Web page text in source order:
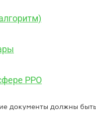
РРО
документы должны